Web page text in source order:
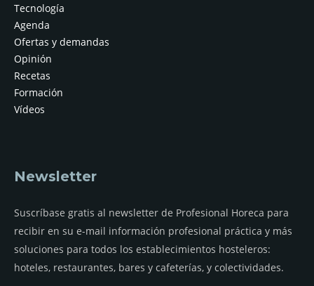
Tecnología
Agenda
Ofertas y demandas
Opinión
Recetas
Formación
Vídeos
Newsletter
Suscríbase gratis al newsletter de Profesional Horeca para
recibir en su e-mail información profesional práctica y más
soluciones para todos los establecimientos hosteleros:
hoteles, restaurantes, bares y cafeterías, y colectividades.